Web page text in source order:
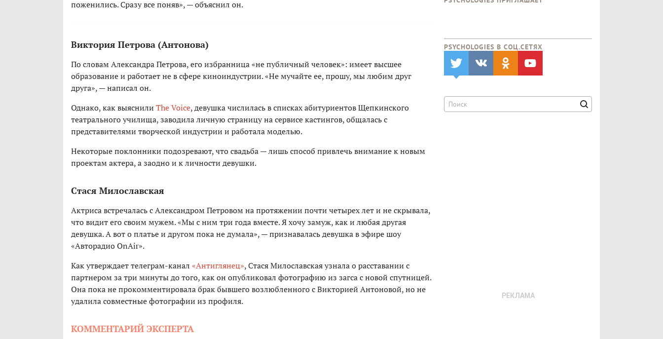
поженились. Сразу все поняв», — объяснил он.
Виктория Петрова (Антонова)
По словам Александра Петрова, его избранница «не публичный человек»: имеет высшее
образование и работает не в сфере киноиндустрии. «Не мучайте ее, прошу, мы любим друг
друга», — написал он.
Однако, как выяснили The Voice, девушка числилась в списках абитуриентов Щепкинского
театрального училища, заводила личную страницу на сервисе кастингов, общалась с
представителями творческой индустрии и работала моделью.
Некоторые поклонники подозревают, что свадьба — лишь способ привлечь внимание к новым
проектам актера, а заодно и к личности девушки.
Стася Милославская
Актриса встречалась с Александром Петровом на протяжении почти четырех лет и не скрывала,
что видит его своим мужем. «Мы с ним три года вместе. Я хочу замуж, как и любая другая
девушка. А вот о платье и другом пока не думала», — признавалась девушка в эфире шоу
«Авторадио OnAir».
Как утверждает телеграм-канал «Антиглянец», Стася Милославская узнала о расставании с
партнером за три минуты до того, как он опубликовал фотографию из загса с новой спутницей.
Она пока не прокомментировала брак бывшего возлюбленного с Викторией Антоновой, но не
удалила совместные фотографии из профиля.
КОММЕНТАРИЙ ЭКСПЕРТА
PSYCHOLOGIES В CОЦ.СЕТЯХ